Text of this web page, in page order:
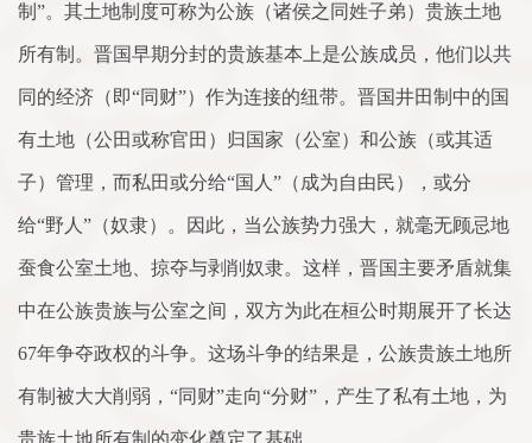
制”。其土地制度可称为公族（诸侯之同姓子弟）贵族土地
所有制。晋国早期分封的贵族基本上是公族成员，他们以共
同的经济（即“同财”）作为连接的纽带。晋国井田制中的国
有土地（公田或称官田）归国家（公室）和公族（或其适
子）管理，而私田或分给“国人”（成为自由民），或分
给“野人”（奴隶）。因此，当公族势力强大，就毫无顾忌地
蚕食公室土地、掠夺与剥削奴隶。这样，晋国主要矛盾就集
中在公族贵族与公室之间，双方为此在桓公时期展开了长达
67年争夺政权的斗争。这场斗争的结果是，公族贵族土地所
有制被大大削弱，“同财”走向“分财”，产生了私有土地，为
贵族土地所有制的变化奠定了基础。